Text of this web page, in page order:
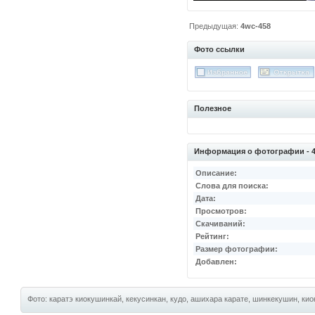
Предыдущая:4wc-458
Фото ссылки
Полезное
Информация о фотографии -
Описание:
Слова для поиска:
Дата:
Просмотров:
Скачиваний:
Рейтинг:
Размер фотографии:
Добавлен:
Фото: каратэ киокушинкай, кекусинкан, кудо, ашихара карате, шинкекушин,